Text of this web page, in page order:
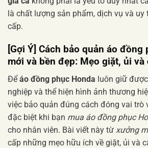
là chất lượng sản phẩm, dịch vụ và uy
cấp.
[Gợi Ý] Cách bảo quản áo đồng
mới và bền đẹp: Mẹo giặt, ủi và
Đểáo đồng phục Honda luôn giữ
nghiệp và thể hiện hình ảnh thương
việc bảo quản đúng cách đóng vai trò
đặc biệt khi bạn mua áo đồng phục
cho nhân viên. Bài viết này từ xưởng
cấp những mẹo hữu ích về giặt, ủi và